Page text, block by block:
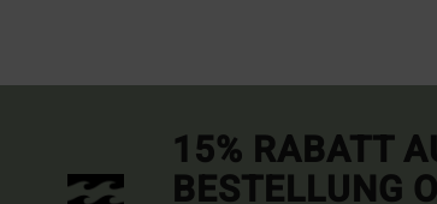
15% RABATT
BESTELLUNG